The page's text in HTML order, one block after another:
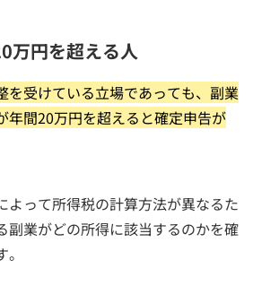
万円を超える人
を受けている立場であっても、副業
年間20万円を超えると確定申告が
よって所得税の計算方法が異なるた
副業がどの所得に該当するのかを確